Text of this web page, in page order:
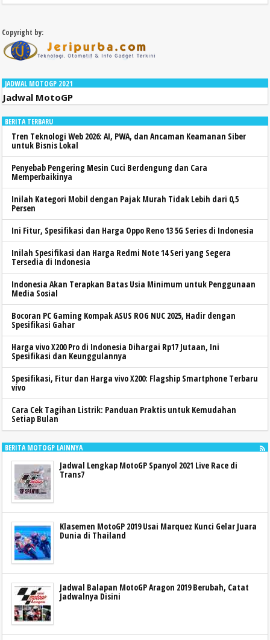
Copyright by:
JADWAL MOTOGP 2021
Jadwal MotoGP
BERITA TERBARU
Tren Teknologi Web 2026: AI, PWA, dan Ancaman Keamanan Siber
untuk Bisnis Lokal
Penyebab Pengering Mesin Cuci Berdengung dan Cara
Memperbaikinya
Inilah Kategori Mobil dengan Pajak Murah Tidak Lebih dari 0,5
Persen
Ini Fitur, Spesifikasi dan Harga Oppo Reno 13 5G Series di Indonesia
Inilah Spesifikasi dan Harga Redmi Note 14 Seri yang Segera
Tersedia di Indonesia
Indonesia Akan Terapkan Batas Usia Minimum untuk Penggunaan
Media Sosial
Bocoran PC Gaming Kompak ASUS ROG NUC 2025, Hadir dengan
Spesifikasi Gahar
Harga vivo X200 Pro di Indonesia Dihargai Rp17 Jutaan, Ini
Spesifikasi dan Keunggulannya
Spesifikasi, Fitur dan Harga vivo X200: Flagship Smartphone Terbaru
vivo
Cara Cek Tagihan Listrik: Panduan Praktis untuk Kemudahan
Setiap Bulan
BERITA MOTOGP LAINNYA
Jadwal Lengkap MotoGP Spanyol 2021 Live Race di
Trans7
Klasemen MotoGP 2019 Usai Marquez Kunci Gelar Juara
Dunia di Thailand
Jadwal Balapan MotoGP Aragon 2019 Berubah, Catat
Jadwalnya Disini